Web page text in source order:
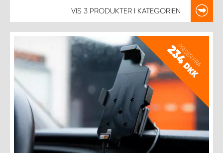
VIS 3 PRODUKTER I KATEGORIEN
PRISER FRA
234
DKK